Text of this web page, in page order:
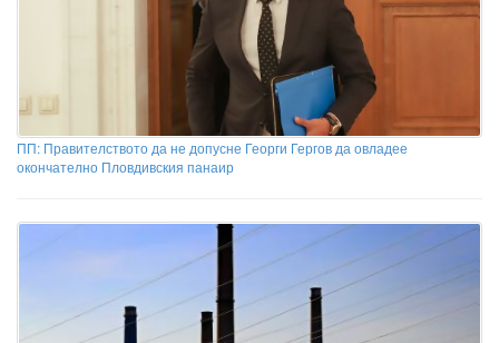
ПП: Правителството да не допусне Георги Гергов да овладее
окончателно Пловдивския панаир